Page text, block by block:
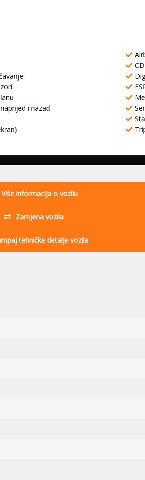
i nazad
Više informacija o vozilu
Zamjena vozila
tehničke detalje vozila